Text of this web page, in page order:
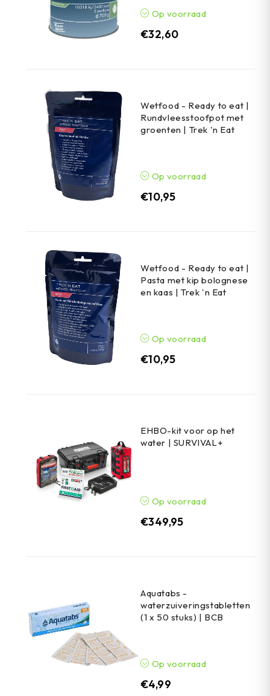
Op voorraad
€32,60
Wetfood - Ready to eat |
Rundvleesstoofpot met
groenten | Trek 'n Eat
Op voorraad
€10,95
Wetfood - Ready to eat |
Pasta met kip bolognese
en kaas | Trek 'n Eat
Op voorraad
€10,95
EHBO-kit voor op het
water | SURVIVAL+
Op voorraad
€349,95
Aquatabs -
waterzuiveringstabletten
(1 x 50 stuks) | BCB
Op voorraad
€4,99